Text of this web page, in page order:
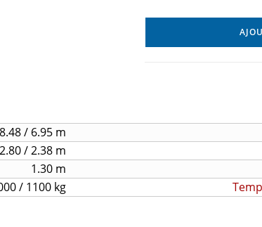
8.48 / 6.95 m
2.80 / 2.38 m
1.30 m
/ 1100 kg